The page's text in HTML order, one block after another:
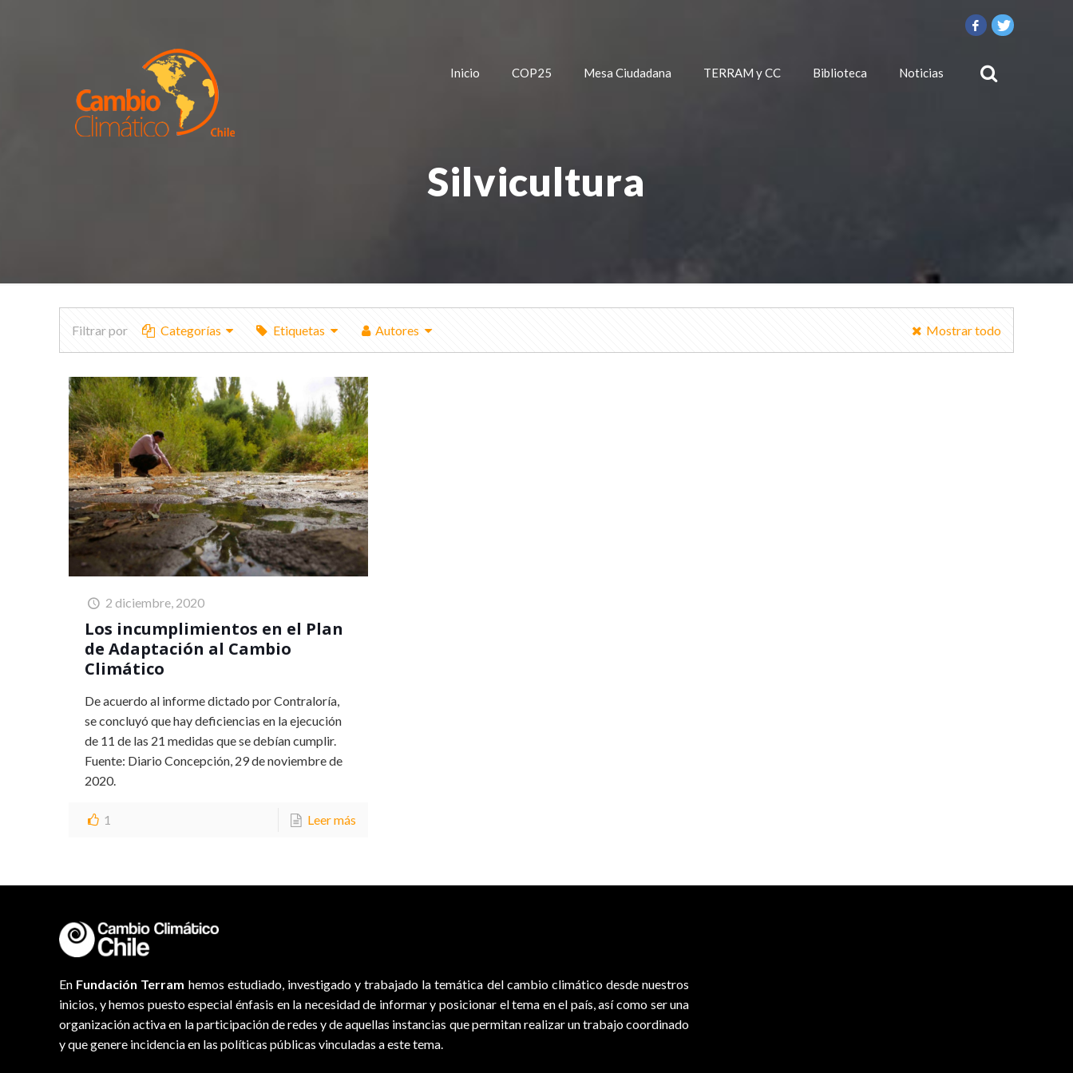
Inicio COP25 Mesa Ciudadana TERRAM y CC Biblioteca Noticias
Silvicultura
Filtrar por Categorías Etiquetas Autores Mostrar todo
2 diciembre, 2020
Los incumplimientos en el Plan
de Adaptación al Cambio
Climático
De acuerdo al informe dictado por Contraloría,
se concluyó que hay deficiencias en la ejecución
de 11 de las 21 medidas que se debían cumplir.
Fuente: Diario Concepción, 29 de noviembre de
2020.
1 Leer más
En Fundación Terram hemos estudiado, investigado y trabajado la temática del cambio climático desde nuestros
inicios, y hemos puesto especial énfasis en la necesidad de informar y posicionar el tema en el país, así como ser una
organización activa en la participación de redes y de aquellas instancias que permitan realizar un trabajo coordinado
y que genere incidencia en las políticas públicas vinculadas a este tema.